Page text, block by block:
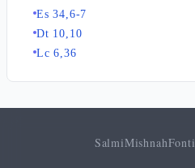
Es 34,6-7
Dt 10,10
Lc 6,36
SalmiMishnahFonti